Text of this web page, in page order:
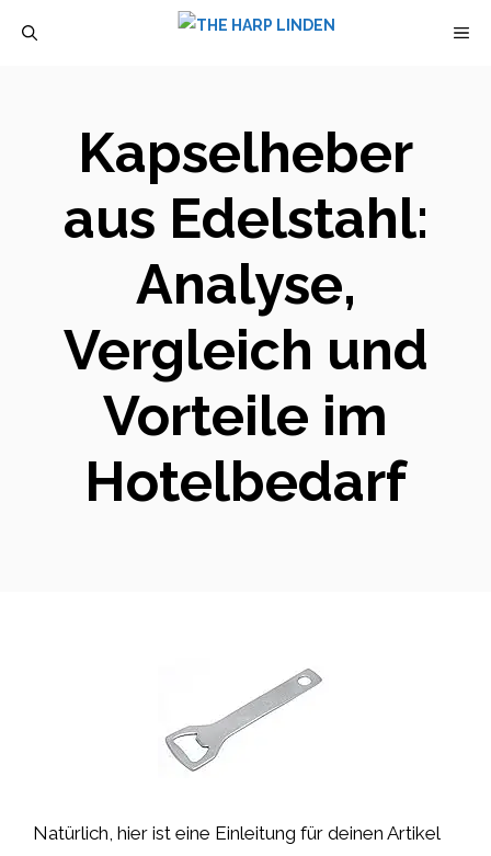
Kapselheber
aus Edelstahl:
Analyse,
Vergleich und
Vorteile im
Hotelbedarf
Natürlich, hier ist eine Einleitung für deinen Artikel